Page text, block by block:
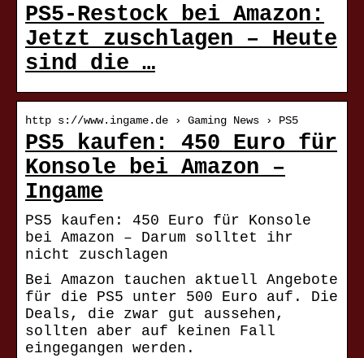
PS5-Restock bei Amazon:
Jetzt zuschlagen – Heute
sind die …
http s://www.ingame.de › Gaming News › PS5
PS5 kaufen: 450 Euro für
Konsole bei Amazon –
Ingame
PS5 kaufen: 450 Euro für Konsole
bei Amazon – Darum solltet ihr
nicht zuschlagen
Bei Amazon tauchen aktuell Angebote
für die PS5 unter 500 Euro auf. Die
Deals, die zwar gut aussehen,
sollten aber auf keinen Fall
eingegangen werden.